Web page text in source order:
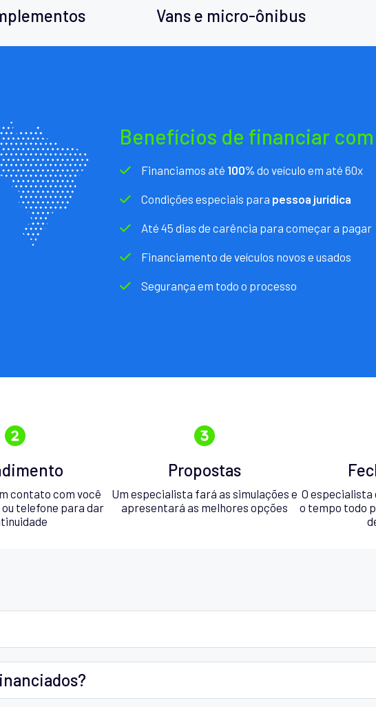
Vans e micro-ônibus
Benefícios de financiar
Financiamos até 100% do veículo em até 60x
Condições especiais para pessoa jurídica
Até 45 dias de carência para começar a pagar
Financiamento de veículos novos e usados
Segurança em todo o processo
contato com você
telefone para dar
Propostas
Um especialista fará as simulações e
apresentará as melhores opções
O
o tempo todo